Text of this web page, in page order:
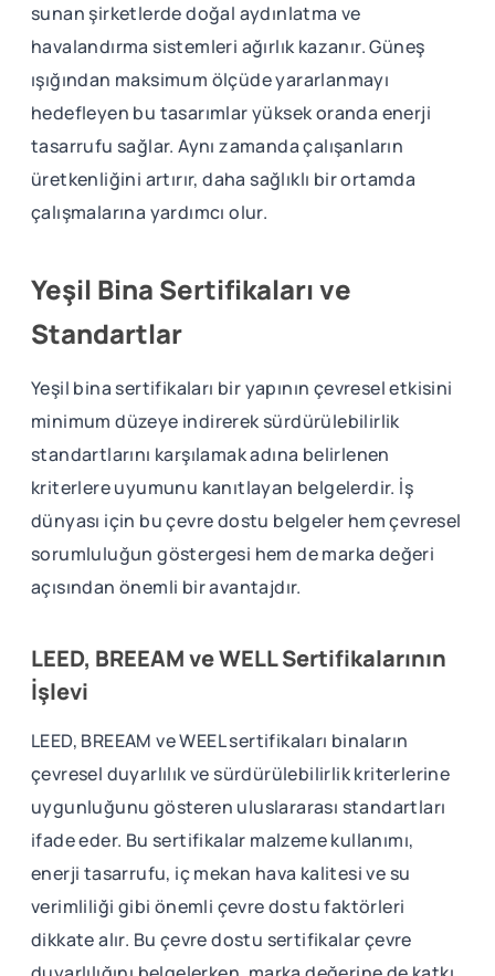
sunan şirketlerde doğal aydınlatma ve
havalandırma sistemleri ağırlık kazanır. Güneş
ışığından maksimum ölçüde yararlanmayı
hedefleyen bu tasarımlar yüksek oranda enerji
tasarrufu sağlar. Aynı zamanda çalışanların
üretkenliğini artırır, daha sağlıklı bir ortamda
çalışmalarına yardımcı olur.
Yeşil Bina Sertifikaları ve
Standartlar
Yeşil bina sertifikaları bir yapının çevresel etkisini
minimum düzeye indirerek sürdürülebilirlik
standartlarını karşılamak adına belirlenen
kriterlere uyumunu kanıtlayan belgelerdir. İş
dünyası için bu çevre dostu belgeler hem çevresel
sorumluluğun göstergesi hem de marka değeri
açısından önemli bir avantajdır.
LEED, BREEAM ve WELL Sertifikalarının
İşlevi
LEED, BREEAM ve WEEL sertifikaları binaların
çevresel duyarlılık ve sürdürülebilirlik kriterlerine
uygunluğunu gösteren uluslararası standartları
ifade eder. Bu sertifikalar malzeme kullanımı,
enerji tasarrufu, iç mekan hava kalitesi ve su
verimliliği gibi önemli çevre dostu faktörleri
dikkate alır. Bu çevre dostu sertifikalar çevre